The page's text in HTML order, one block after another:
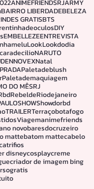
ANIMEANIME FRIEND
ANIMEFRIENDSRJ
BAIRRO LIBERDADEBELEZA
GRATISBTS
DIY
EMBELLEZEENTREVISTA
LookLookdodia
NARUTO
NOVEXNatal
Paletadeblush
Paletademaquiagem
DO MÊSRJ
RebeldeRiodejaneiro
SHOWShowdorbd
TRAILERTerraçobotafogo
Viagemanimefriends
novobaresdocruzeiro
mattebatom mattecabelo
disneycosplay
criador de imagem bing